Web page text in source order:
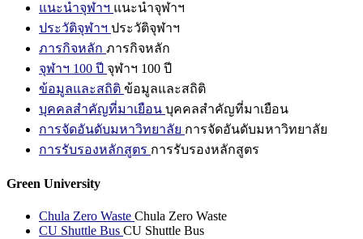
แนะนำจุฬาฯ แนะนำจุฬาฯ
ประวัติจุฬาฯ ประวัติจุฬาฯ
ภารกิจหลัก ภารกิจหลัก
จุฬาฯ 100 ปี จุฬาฯ 100 ปี
ข้อมูลและสถิติ ข้อมูลและสถิติ
บุคคลสำคัญที่มาเยือน บุคคลสำคัญที่มาเยือน
การจัดอันดับมหาวิทยาลัย การจัดอันดับมหาวิทยาลัย
การรับรองหลักสูตร การรับรองหลักสูตร
Green University
Chula Zero Waste Chula Zero Waste
CU Shuttle Bus CU Shuttle Bus